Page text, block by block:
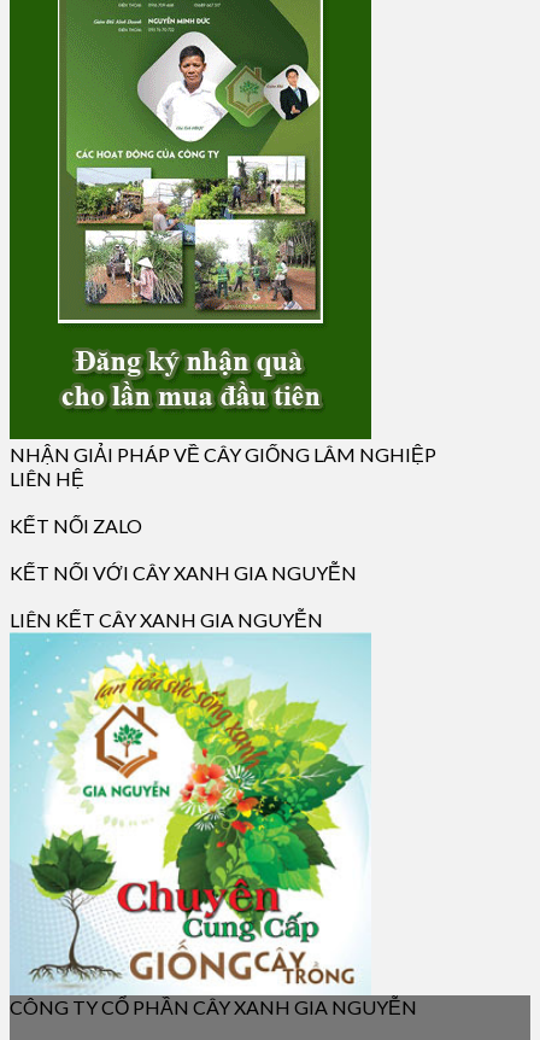
NHẬN GIẢI PHÁP VỀ CÂY GIỐNG LÂM NGHIỆP
LIÊN HỆ
KẾT NỐI ZALO
KẾT NỐI VỚI CÂY XANH GIA NGUYỄN
LIÊN KẾT CÂY XANH GIA NGUYỄN
CÔNG TY CỔ PHẦN CÂY XANH GIA NGUYỄN